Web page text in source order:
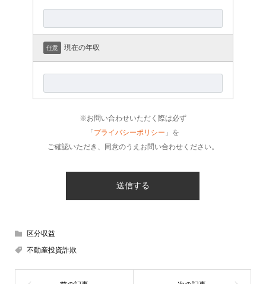
任意 現在の年収
※お問い合わせいただく際は必ず
「プライバシーポリシー 」を
ご確認いただき、同意のうえお問い合わせください。
区分収益
不動産投資詐欺